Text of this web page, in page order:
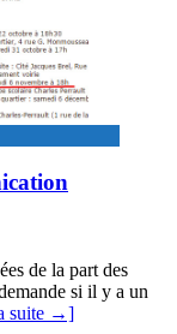
de la part des
si il y a un
suite →]